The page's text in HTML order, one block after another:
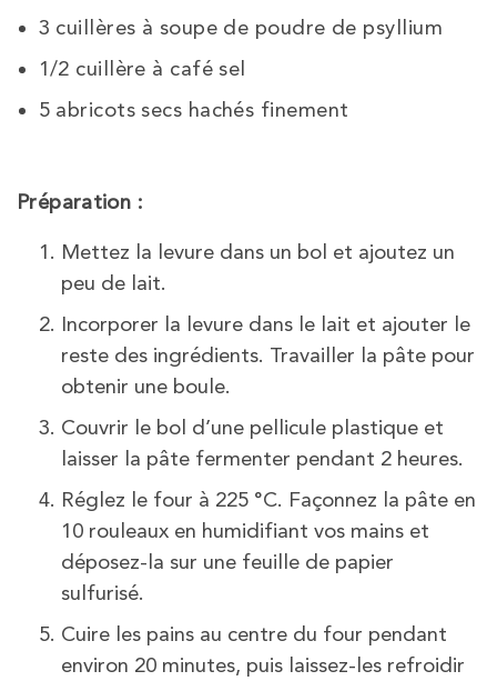
3 cuillères à soupe de poudre de psyllium
1/2 cuillère à café sel
5 abricots secs hachés finement
Préparation :
Mettez la levure dans un bol et ajoutez un
peu de lait.
Incorporer la levure dans le lait et ajouter le
reste des ingrédients. Travailler la pâte pour
obtenir une boule.
Couvrir le bol d’une pellicule plastique et
laisser la pâte fermenter pendant 2 heures.
Réglez le four à 225 °C. Façonnez la pâte en
10 rouleaux en humidifiant vos mains et
déposez-la sur une feuille de papier
sulfurisé.
Cuire les pains au centre du four pendant
environ 20 minutes, puis laissez-les refroidir